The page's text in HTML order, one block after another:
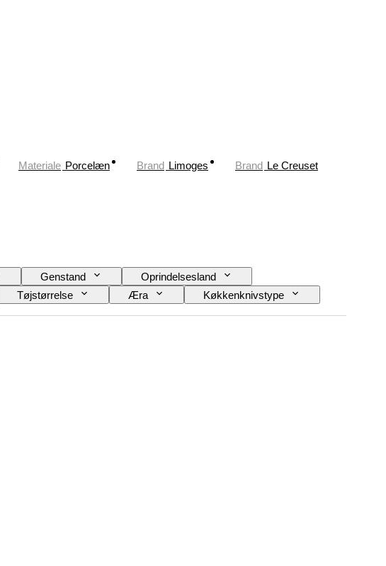
Materiale Porcelæn Brand Limoges Brand Le Creuset
Genstand
Oprindelsesland
Tøjstørrelse Æra
Køkkenknivstype